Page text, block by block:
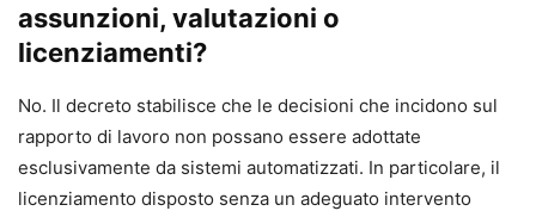
assunzioni, valutazioni o
licenziamenti?
No. Il decreto stabilisce che le decisioni che incidono sul
rapporto di lavoro non possano essere adottate
esclusivamente da sistemi automatizzati. In particolare, il
licenziamento disposto senza un adeguato intervento